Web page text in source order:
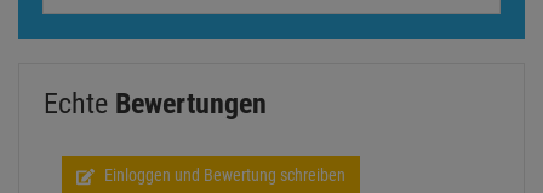
Echte Bewertungen
Einloggen und Bewertung schreiben